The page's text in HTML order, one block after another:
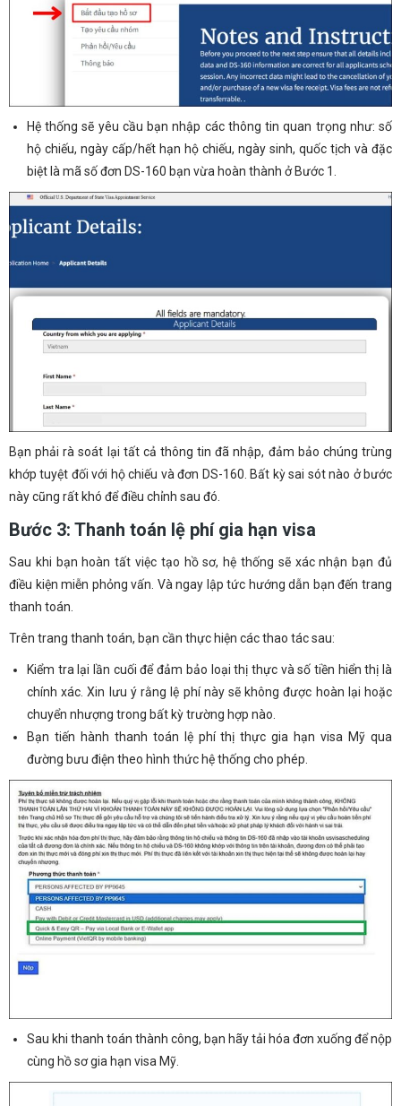
Hệ thống sẽ yêu cầu bạn nhập các thông tin quan trọng như: số
hộ chiếu, ngày cấp/hết hạn hộ chiếu, ngày sinh, quốc tịch và đặc
biệt là mã số đơn DS-160 bạn vừa hoàn thành ở Bước 1.
Bạn phải rà soát lại tất cả thông tin đã nhập, đảm bảo chúng trùng
khớp tuyệt đối với hộ chiếu và đơn DS-160. Bất kỳ sai sót nào ở bước
này cũng rất khó để điều chỉnh sau đó.
Bước 3: Thanh toán lệ phí gia hạn visa
Sau khi bạn hoàn tất việc tạo hồ sơ, hệ thống sẽ xác nhận bạn đủ
điều kiện miễn phỏng vấn. Và ngay lập tức hướng dẫn bạn đến trang
thanh toán.
Trên trang thanh toán, bạn cần thực hiện các thao tác sau:
Kiểm tra lại lần cuối để đảm bảo loại thị thực và số tiền hiển thị là
chính xác. Xin lưu ý rằng lệ phí này sẽ không được hoàn lại hoặc
chuyển nhượng trong bất kỳ trường hợp nào.
Bạn tiến hành thanh toán lệ phí thị thực gia hạn visa Mỹ qua
đường bưu điện theo hình thức hệ thống cho phép.
Sau khi thanh toán thành công, bạn hãy tải hóa đơn xuống để nộp
cùng hồ sơ gia hạn visa Mỹ.